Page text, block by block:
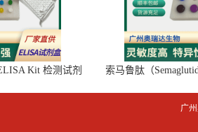
Kit 检测试剂
索马鲁肽（
广